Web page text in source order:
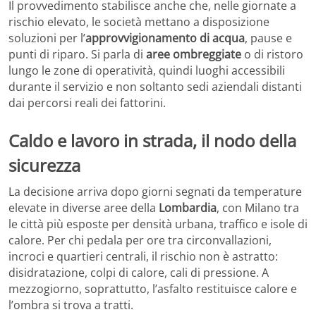
Il provvedimento stabilisce anche che, nelle giornate a
rischio elevato, le società mettano a disposizione
soluzioni per l’approvvigionamento di acqua, pause e
punti di riparo. Si parla di aree ombreggiate o di ristoro
lungo le zone di operatività, quindi luoghi accessibili
durante il servizio e non soltanto sedi aziendali distanti
dai percorsi reali dei fattorini.
Caldo e lavoro in strada, il nodo della
sicurezza
La decisione arriva dopo giorni segnati da temperature
elevate in diverse aree della Lombardia, con Milano tra
le città più esposte per densità urbana, traffico e isole di
calore. Per chi pedala per ore tra circonvallazioni,
incroci e quartieri centrali, il rischio non è astratto:
disidratazione, colpi di calore, cali di pressione. A
mezzogiorno, soprattutto, l’asfalto restituisce calore e
l’ombra si trova a tratti.